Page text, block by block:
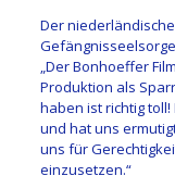
Der
„Der Bonhoeffer
Produktion als
haben ist richtig
und hat uns
uns für
einzusetzen.“